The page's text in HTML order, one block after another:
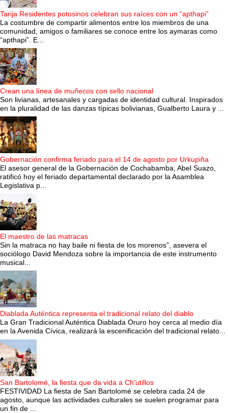
Tarija Residentes potosinos celebran sus raíces con un “apthapi”
La costumbre de compartir alimentos entre los miembros de una
comunidad, amigos o familiares se conoce entre los aymaras como
“apthapi”. E...
Crean una línea de muñecos con sello nacional
Son livianas, artesanales y cargadas de identidad cultural. Inspirados
en la pluralidad de las danzas típicas bolivianas, Gualberto Laura y ...
Gobernación confirma feriado para el 14 de agosto por Urkupiña
El asesor general de la Gobernación de Cochabamba, Abel Suazo,
ratificó hoy el feriado departamental declarado por la Asamblea
Legislativa p...
El maestro de las matracas
Sin la matraca no hay baile ni fiesta de los morenos”, asevera el
sociólogo David Mendoza sobre la importancia de este instrumento
musical...
Diablada Auténtica representa el tradicional relato del diablo
La Gran Tradicional Auténtica Diablada Oruro hoy cerca al medio día
en la Avenida Cívica, realizará la escenificación del tradicional relato...
San Bartolomé, la fiesta que da vida a Ch'utillos
FESTIVIDAD La fiesta de San Bartolomé se celebra cada 24 de
agosto, aunque las actividades culturales se suelen programar para
un fin de ...